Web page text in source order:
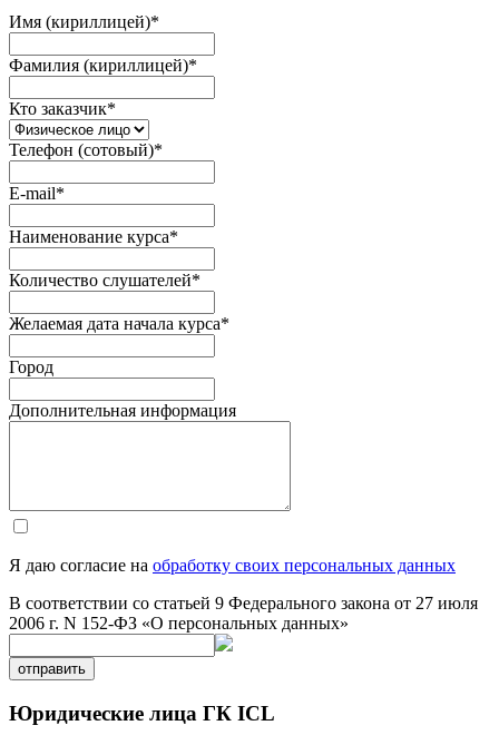
Имя (кириллицей)*
Фамилия (кириллицей)*
Кто заказчик*
Телефон (сотовый)*
E-mail*
Наименование курса*
Количество слушателей*
Желаемая дата начала курса*
Город
Дополнительная информация
Я даю согласие на обработку своих персональных данных
В соответствии со статьей 9 Федерального закона от 27 июля
2006 г. N 152-ФЗ «О персональных данных»
отправить
Юридические лица ГК ICL